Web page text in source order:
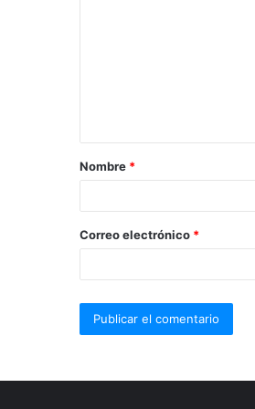
Nombre *
Correo electrónico *